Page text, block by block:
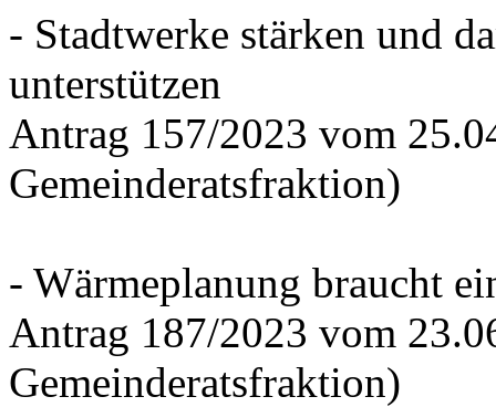
- Stadtwerke stärken und
unterstützen
Antrag 157/2023 vom
Gemeinderatsfraktion)
- Wärmeplanung braucht
Antrag 187/2023 vom
Gemeinderatsfraktion)